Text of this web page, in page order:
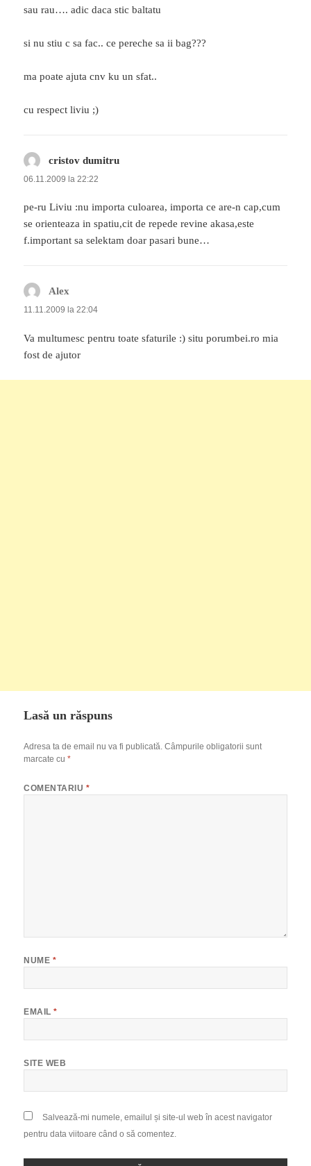
sau rau…. adic daca stic baltatu
si nu stiu c sa fac.. ce pereche sa ii bag???
ma poate ajuta cnv ku un sfat..
cu respect liviu ;)
cristov dumitru
06.11.2009 la 22:22
pe-ru Liviu :nu importa culoarea, importa ce are-n cap,cum
se orienteaza in spatiu,cit de repede revine akasa,este
f.important sa selektam doar pasari bune…
Alex
11.11.2009 la 22:04
Va multumesc pentru toate sfaturile :) situ porumbei.ro mia
fost de ajutor
Lasă un răspuns
Adresa ta de email nu va fi publicată. Câmpurile obligatorii sunt
marcate cu*
COMENTARIU *
NUME *
EMAIL*
SITE WEB
Salvează-mi numele, emailul și site-ul web în acest navigator
pentru data viitoare când o să comentez.